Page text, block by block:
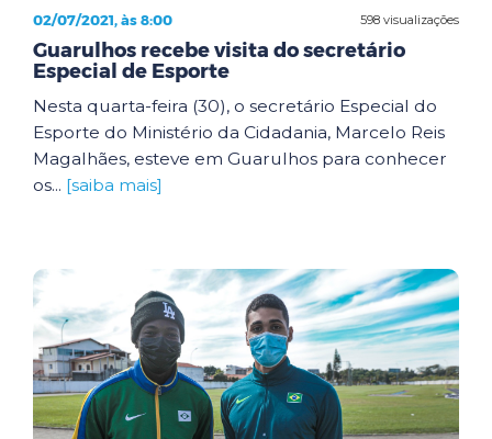
598 visualizações
02/07/2021, às 8:00
Guarulhos recebe visita do secretário
Especial de Esporte
Nesta quarta-feira (30), o secretário Especial do
Esporte do Ministério da Cidadania, Marcelo Reis
Magalhães, esteve em Guarulhos para conhecer
os... [saiba mais]